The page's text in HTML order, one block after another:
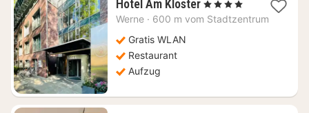
Hotel Am Kloster1
Nacht
, 4 Sterne
Werne · 600 m vom Stadtzentrum
Gratis WLAN
Restaurant
Aufzug